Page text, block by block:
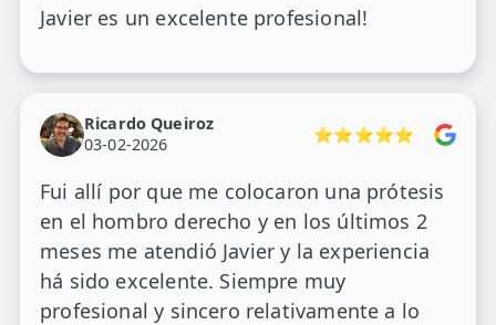
Javier es un excelente profesional!
Ricardo Queiroz
03-02-2026
⭐⭐⭐⭐⭐
Fui allí por que me colocaron una prótesis
en el hombro derecho y en los últimos 2
meses me atendió Javier y la experiencia
há sido excelente. Siempre muy
profesional y sincero relativamente a lo